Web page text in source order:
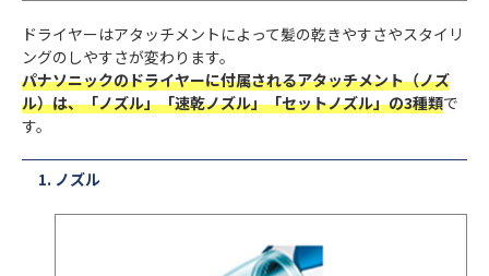
ドライヤーはアタッチメントによって髪の乾きやすさやスタイリ
ングのしやすさが変わります。
パナソニックのドライヤーに付属されるアタッチメント（ノズ
ル）は、「ノズル」「速乾ノズル」「セットノズル」の3種類で
す。
ノズル